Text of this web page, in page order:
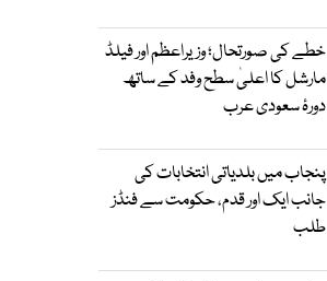
خطے کی صورتحال؛ وزیراعظم اور فیلڈ
مارشل کا اعلیٰ سطح وفد کے ساتھ
دورۂ سعودی عرب
پنجاب میں بلدیاتی انتخابات کی
جانب ایک اور قدم، حکومت سے فنڈز
طلب